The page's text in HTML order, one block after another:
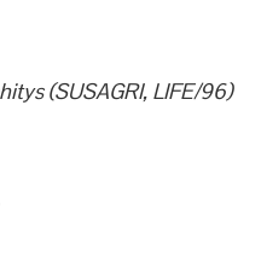
(SUSAGRI, LIFE/96)